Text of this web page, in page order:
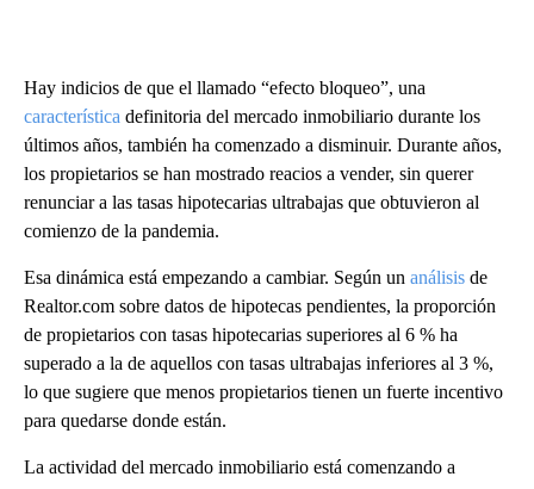
Hay indicios de que el llamado “efecto bloqueo”, una
característica definitoria del mercado inmobiliario durante los
últimos años, también ha comenzado a disminuir. Durante años,
los propietarios se han mostrado reacios a vender, sin querer
renunciar a las tasas hipotecarias ultrabajas que obtuvieron al
comienzo de la pandemia.
Esa dinámica está empezando a cambiar. Según un análisis de
Realtor.com sobre datos de hipotecas pendientes, la proporción
de propietarios con tasas hipotecarias superiores al 6 % ha
superado a la de aquellos con tasas ultrabajas inferiores al 3 %,
lo que sugiere que menos propietarios tienen un fuerte incentivo
para quedarse donde están.
La actividad del mercado inmobiliario está comenzando a